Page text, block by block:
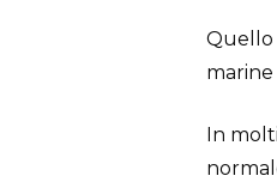
Quello
In